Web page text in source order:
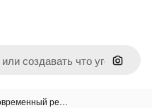
Поиск
ре…